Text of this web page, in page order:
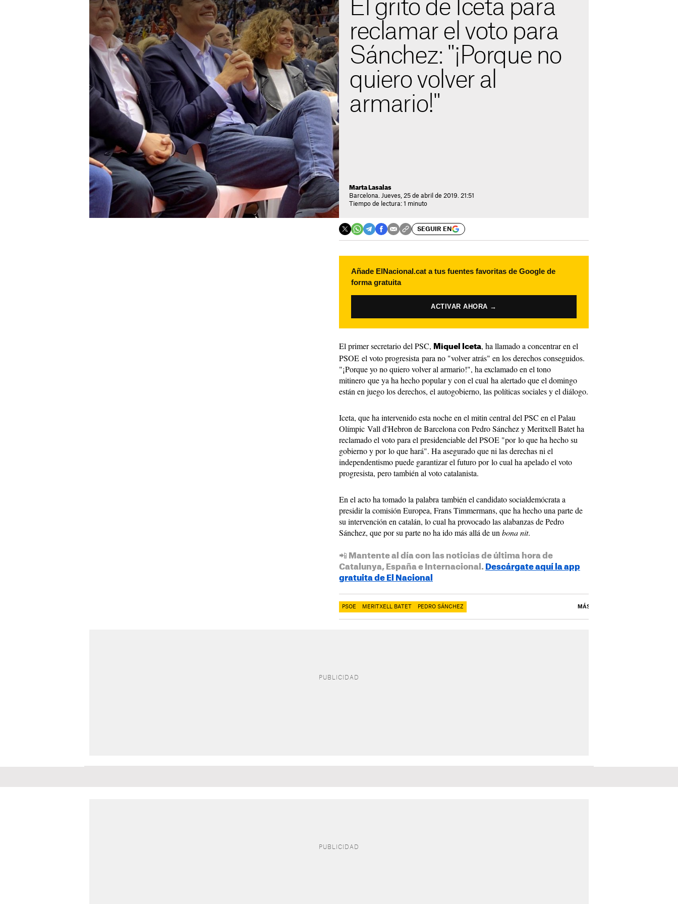
El grito de Iceta para
reclamar el voto para
Sánchez: "¡Porque no
quiero volver al
armario!"
Marta Lasalas
Barcelona. Jueves, 25 de abril de 2019. 21:51
Tiempo de lectura: 1 minuto
SEGUIR EN
Añade ElNacional.cat a tus fuentes favoritas de Google de
forma gratuita
ACTIVAR AHORA →
El primer secretario del PSC, Miquel Iceta, ha llamado a concentrar en el
PSOE el voto progresista para no "volver atrás" en los derechos conseguidos.
"¡Porque yo no quiero volver al armario!", ha exclamado en el tono
mitinero que ya ha hecho popular y con el cual ha alertado que el domingo
están en juego los derechos, el autogobierno, las políticas sociales y el diálogo.
Iceta, que ha intervenido esta noche en el mitin central del PSC en el Palau
Olímpic Vall d'Hebron de Barcelona con Pedro Sánchez y Meritxell Batet ha
reclamado el voto para el presidenciable del PSOE "por lo que ha hecho su
gobierno y por lo que hará". Ha asegurado que ni las derechas ni el
independentismo puede garantizar el futuro por lo cual ha apelado el voto
progresista, pero también al voto catalanista.
En el acto ha tomado la palabra también el candidato socialdemócrata a
presidir la comisión Europea, Frans Timmermans, que ha hecho una parte de
su intervención en catalán, lo cual ha provocado las alabanzas de Pedro
Sánchez, que por su parte no ha ido más allá de un bona nit.
📲 Mantente al día con las noticias de última hora de
Catalunya, España e Internacional. Descárgate aquí la app
gratuita de El Nacional
PSOE MERITXELL BATET PEDRO SÁNCHEZ MÁS